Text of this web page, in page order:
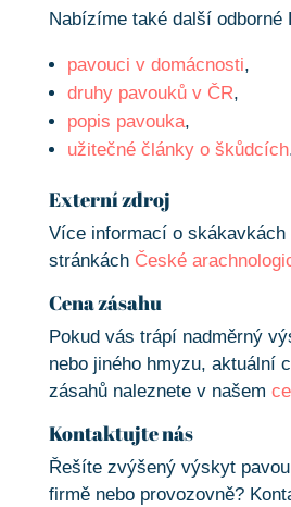
Nabízíme také další odborné
pavouci v domácnosti,
druhy pavouků v ČR,
popis pavouka,
užitečné články o škůdcích
Externí zdroj
Více informací o skákavkách
stránkách České
Cena zásahu
Pokud vás trápí nadměrný
nebo jiného hmyzu, aktuální
zásahů naleznete v našem
Kontaktujte nás
Řešíte zvýšený výskyt
firmě nebo provozovně?